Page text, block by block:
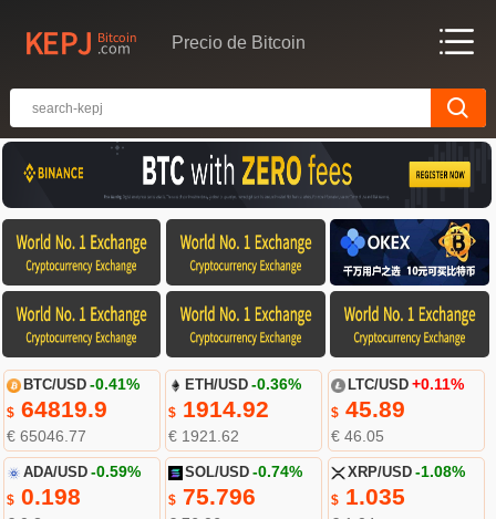
Precio de Bitcoin
BTC/USD -0.41%
$64819.9
€ 65046.77
ETH/USD -0.36%
$ 1914.92
€ 1921.62
LTC/USD +0.11%
$45.89
€ 46.05
ADA/USD -0.59%
$0.198
SOL/USD -0.74%
$ 75.796
XRP/USD -1.08%
$1.035